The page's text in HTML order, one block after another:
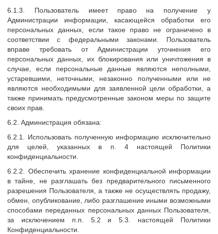
6.1.3. Пользователь имеет право на получение у
Администрации информации, касающейся обработки его
персональных данных, если такое право не ограничено в
соответствии с федеральными законами. Пользователь
вправе требовать от Администрации уточнения его
персональных данных, их блокирования или уничтожения в
случае, если персональные данные являются неполными,
устаревшими, неточными, незаконно полученными или не
являются необходимыми для заявленной цели обработки, а
также принимать предусмотренные законом меры по защите
своих прав.
6.2. Администрация обязана:
6.2.1. Использовать полученную информацию исключительно
для целей, указанных в п. 4 настоящей Политики
конфиденциальности.
6.2.2. Обеспечить хранение конфиденциальной информации
в тайне, не разглашать без предварительного письменного
разрешения Пользователя, а также не осуществлять продажу,
обмен, опубликование, либо разглашение иными возможными
способами переданных персональных данных Пользователя,
за исключением п.п. 5.2 и 5.3. настоящей Политики
Конфиденциальности.